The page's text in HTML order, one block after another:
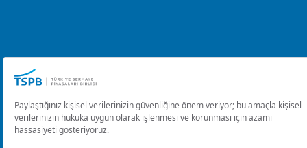
Kullanım Koşulları ve Gizlilik
Çerez Ayarlarını Düzenle